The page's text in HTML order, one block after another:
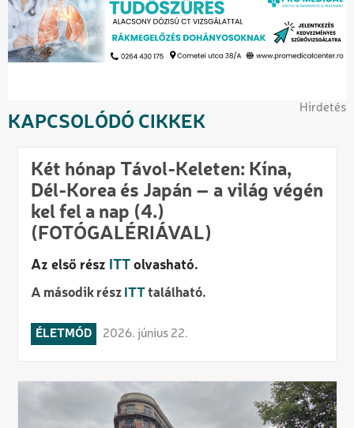
Hirdetés
KAPCSOLÓDÓ CIKKEK
Két hónap Távol-Keleten: Kína,
Dél-Korea és Japán – a világ végén
kel fel a nap (4.)
(FOTÓGALÉRIÁVAL)
Az első rész ITT olvasható.
A második rész ITTtalálható.
ÉLETMÓD 2026. június 22.